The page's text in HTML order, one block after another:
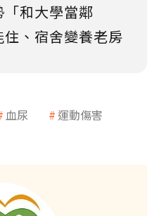
和大學當鄰
、宿舍變養老房
血尿
運動傷害